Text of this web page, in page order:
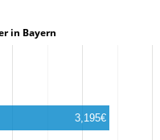
in Bayern
3,195€